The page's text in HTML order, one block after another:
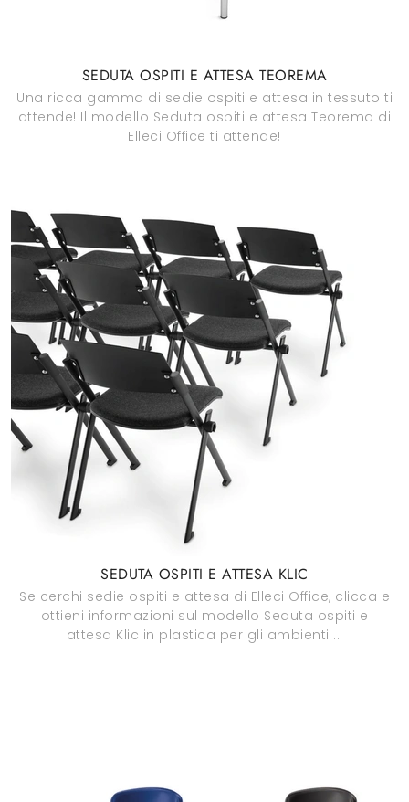
SEDUTA OSPITI E ATTESA TEOREMA
Una ricca gamma di sedie ospiti e attesa in tessuto ti
attende! Il modello Seduta ospiti e attesa Teorema di
Elleci Office ti attende!
SEDUTA OSPITI E ATTESA KLIC
Se cerchi sedie ospiti e attesa di Elleci Office, clicca e
ottieni informazioni sul modello Seduta ospiti e
attesa Klic in plastica per gli ambienti ...